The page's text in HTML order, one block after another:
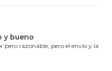
y bueno
razonable, pero el envío y la